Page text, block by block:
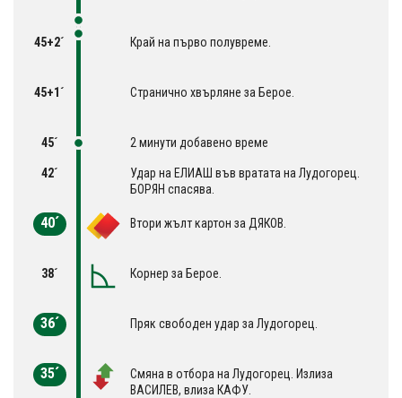
45+2´ Край на първо полувреме.
45+1´ Странично хвърляне за Берое.
45´ 2 минути добавено време
42´
Удар на ЕЛИАШ във вратата на Лудогорец.
БОРЯН спасява.
40´ Втори жълт картон за ДЯКОВ.
38´ Корнер за Берое.
36´ Пряк свободен удар за Лудогорец.
35´
Смяна в отбора на Лудогорец. Излиза
ВАСИЛЕВ, влиза КАФУ.